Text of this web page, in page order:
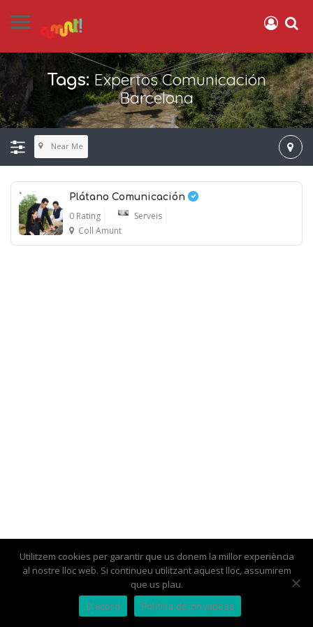
Tags: Expertos Comunicación
Barcelona
Near Me
Plátano Comunicación
0 Rating
Serveis
Coll Amunt
Botigues i empreses Associa’t El Barri del Coll Contacte
Condicions Generals i Política de Privacitat
Utilitzem cookies per garantir que us donem la millor experiència
al nostre lloc web. Si continueu utilitzant aquest lloc, assumirem
que us plau.
D'acord Política de privadesa